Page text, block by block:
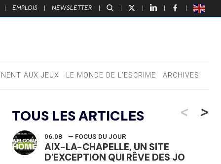
| EMPLOIS | NEWSLETTER | | | | |
AUX JEUX LE MONDE DE L’ESCRIME ARCHIVES
TOUS LES ARTICLES <
06.08 — FOCUS DU JOUR
AIX-LA-CHAPELLE, UN SITE
D'EXCEPTION QUI RÊVE DES JO
>